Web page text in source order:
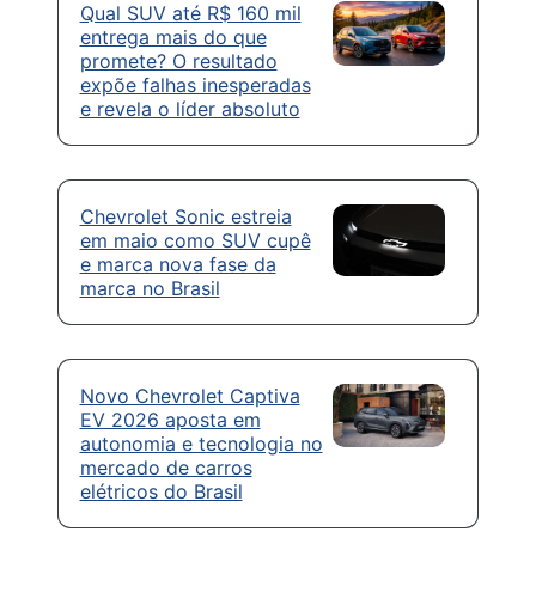
Qual SUV até R$ 160 mil
entrega mais do que
promete? O resultado
expõe falhas inesperadas
e revela o líder absoluto
Chevrolet Sonic estreia
em maio como SUV cupê
e marca nova fase da
marca no Brasil
Novo Chevrolet Captiva
EV 2026 aposta em
autonomia e tecnologia no
mercado de carros
elétricos do Brasil